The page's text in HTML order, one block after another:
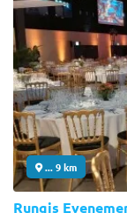
... 9 km
Rungis